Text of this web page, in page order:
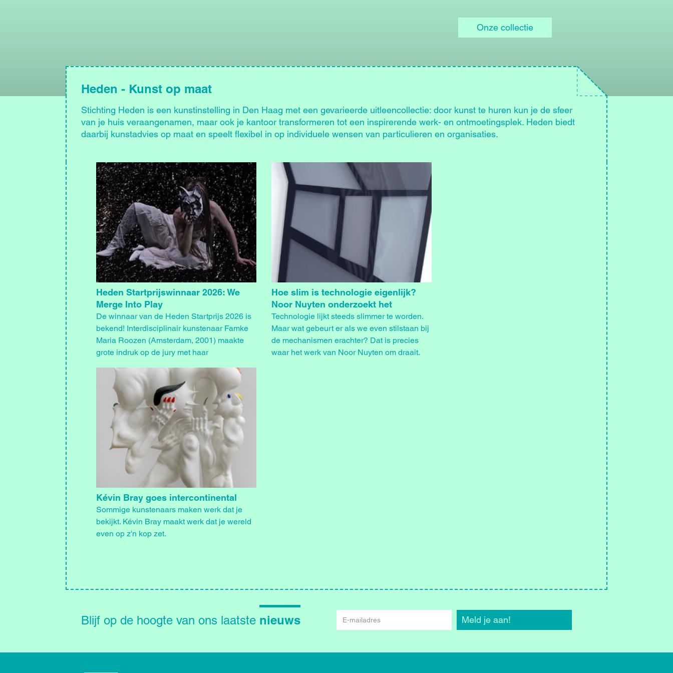
Onze collectie
Heden - Kunst op maat
Stichting Heden is een kunstinstelling in Den Haag met een gevarieerde uitleencollectie: door kunst te huren kun je de sfeer
van je huis veraangenamen, maar ook je kantoor transformeren tot een inspirerende werk- en ontmoetingsplek. Heden biedt
daarbij kunstadvies op maat en speelt flexibel in op individuele wensen van particulieren en organisaties.
Afbeelding
Heden Startprijswinnaar 2026: We
Merge Into Play
De winnaar van de Heden Startprijs 2026 is
bekend! Interdisciplinair kunstenaar Famke
Maria Roozen (Amsterdam, 2001) maakte
grote indruk op de jury met haar
Afbeelding
Hoe slim is technologie eigenlijk?
Noor Nuyten onderzoekt het
Technologie lijkt steeds slimmer te worden.
Maar wat gebeurt er als we even stilstaan bij
de mechanismen erachter? Dat is precies
waar het werk van Noor Nuyten om draait.
Afbeelding
Kévin Bray goes intercontinental
Sommige kunstenaars maken werk dat je
bekijkt. Kévin Bray maakt werk dat je wereld
even op z'n kop zet.
de
hoogte
Blijf op de hoogte van ons laatste nieuws
mailadres
Meld je aan!